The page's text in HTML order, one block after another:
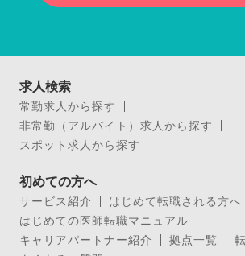
求人検索
常勤求人から探す
非常勤（アルバイト）求人から探す
スポット求人から探す
初めての方へ
サービス紹介
はじめて転職される方へ
はじめての医師転職マニュアル
キャリアパートナー紹介
拠点一覧